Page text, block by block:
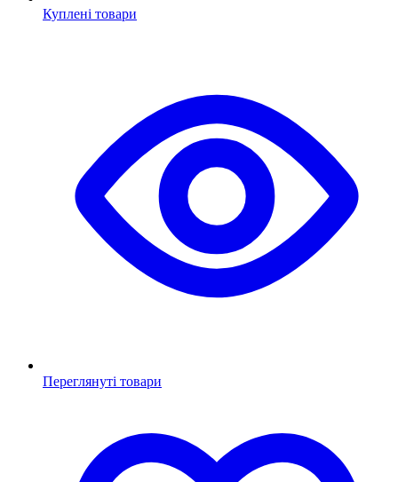
Куплені товари
Переглянуті товари